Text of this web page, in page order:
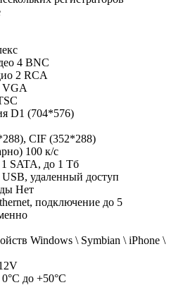
4 BNC
2 RCA
VGA
D1 (704*576)
CIF (352*288)
100 к/с
SATA, до 1 Тб
удаленный доступ
Нет
подключение до 5
Windows \ Symbian \ iPhone \
0°С до +50°С